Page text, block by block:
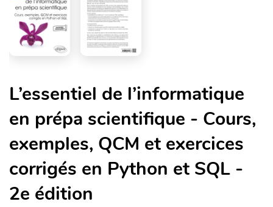
L’essentiel de l’informatique
en prépa scientifique - Cours,
exemples, QCM et exercices
corrigés en Python et SQL -
2e édition